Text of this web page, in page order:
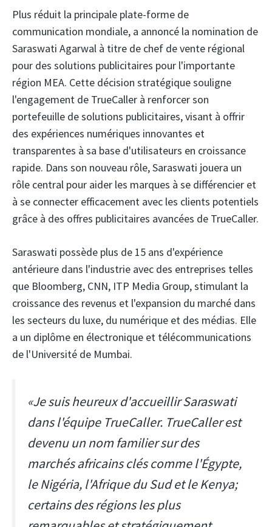
Plus réduit la principale plate-forme de
communication mondiale, a annoncé la nomination de
Saraswati Agarwal à titre de chef de vente régional
pour des solutions publicitaires pour l'importante
région MEA. Cette décision stratégique souligne
l'engagement de TrueCaller à renforcer son
portefeuille de solutions publicitaires, visant à offrir
des expériences numériques innovantes et
transparentes à sa base d'utilisateurs en croissance
rapide. Dans son nouveau rôle, Saraswati jouera un
rôle central pour aider les marques à se différencier et
à se connecter efficacement avec les clients potentiels
grâce à des offres publicitaires avancées de TrueCaller.
Saraswati possède plus de 15 ans d'expérience
antérieure dans l'industrie avec des entreprises telles
que Bloomberg, CNN, ITP Media Group, stimulant la
croissance des revenus et l'expansion du marché dans
les secteurs du luxe, du numérique et des médias. Elle
a un diplôme en électronique et télécommunications
de l'Université de Mumbai.
«Je suis heureux d'accueillir Saraswati
dans l'équipe TrueCaller. TrueCaller est
devenu un nom familier sur des
marchés africains clés comme l'Égypte,
le Nigéria, l'Afrique du Sud et le Kenya;
certains des régions les plus